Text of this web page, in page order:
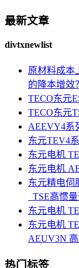
最新文章
divtxnewlist
原材料成本
的降本增效？
TECO东元
TECO东元
AEEVY4系
东元TEV4
东元电机
东元电机
东元精电伺
_TSE高惯
东元电机
东元电机
AEUV3N
热门标签